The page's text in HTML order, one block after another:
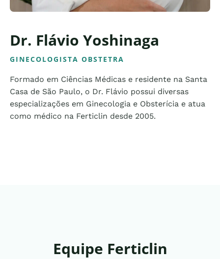
Dr. Flávio Yoshinaga
GINECOLOGISTA OBSTETRA
Formado em Ciências Médicas e residente na Santa
Casa de São Paulo, o Dr. Flávio possui diversas
especializações em Ginecologia e Obsterícia e atua
como médico na Ferticlin desde 2005.
Equipe Ferticlin